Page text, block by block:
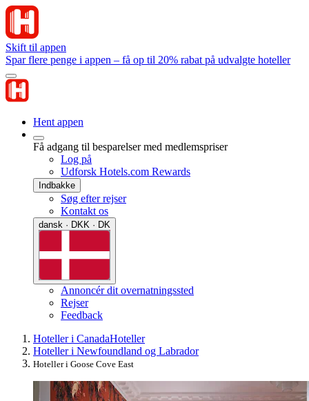
Skift til appen
Spar flere penge i appen – få op til 20% rabat på udvalgte hoteller
Hent appen
Få adgang til besparelser med medlemspriser
Log på
Udforsk Hotels.com Rewards
Indbakke
Søg efter rejser
Kontakt os
dansk · DKK · DK
Annoncér dit overnatningssted
Rejser
Feedback
Hoteller i CanadaHoteller
Hoteller i Newfoundland og Labrador
Hoteller i Goose Cove East